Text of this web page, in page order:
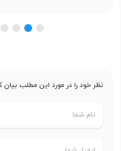
نظر خود را در مورد این مطلب بیان